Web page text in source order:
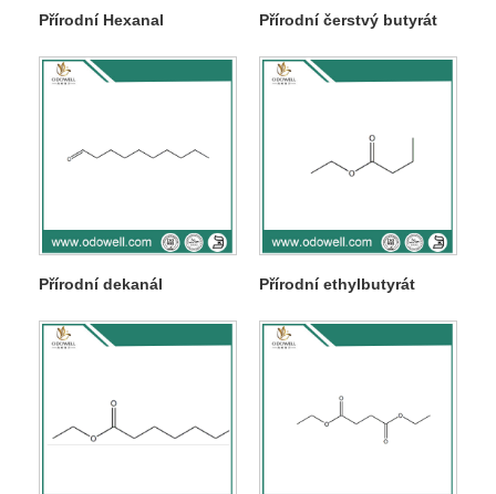
Přírodní Hexanal Přírodní čerstvý butyrát
Přírodní dekanál Přírodní ethylbutyrát